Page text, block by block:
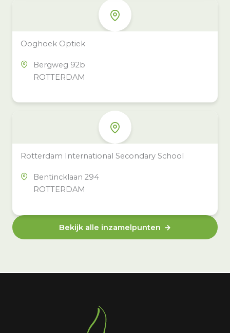
Ooghoek Optiek
Bergweg 92b
ROTTERDAM
Rotterdam International Secondary School
Bentincklaan 294
ROTTERDAM
Bekijk alle inzamelpunten